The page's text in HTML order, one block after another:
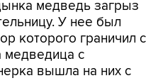
которого граничил с
медведица с
вышла на них с
загрызла